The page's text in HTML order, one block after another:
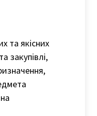
та якісних
закупівлі,